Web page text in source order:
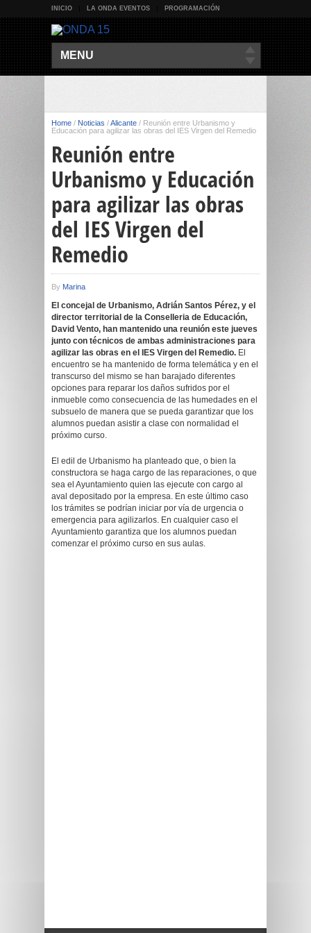
INICIO LA ONDA EVENTOS PROGRAMACIÓN
MENU
Home / Noticias /Alicante / Reunión entre Urbanismo y
Educación para agilizar las obras del IES Virgen del Remedio
Reunión entre
Urbanismo y Educación
para agilizar las obras
del IES Virgen del
Remedio
By Marina
El concejal de Urbanismo, Adrián Santos Pérez, y el
director territorial de la Conselleria de Educación,
David Vento, han mantenido una reunión este jueves
junto con técnicos de ambas administraciones para
agilizar las obras en el IES Virgen del Remedio. El
encuentro se ha mantenido de forma telemática y en el
transcurso del mismo se han barajado diferentes
opciones para reparar los daños sufridos por el
inmueble como consecuencia de las humedades en el
subsuelo de manera que se pueda garantizar que los
alumnos puedan asistir a clase con normalidad el
próximo curso.
El edil de Urbanismo ha planteado que, o bien la
constructora se haga cargo de las reparaciones, o que
sea el Ayuntamiento quien las ejecute con cargo al
aval depositado por la empresa. En este último caso
los trámites se podrían iniciar por vía de urgencia o
emergencia para agilizarlos. En cualquier caso el
Ayuntamiento garantiza que los alumnos puedan
comenzar el próximo curso en sus aulas.